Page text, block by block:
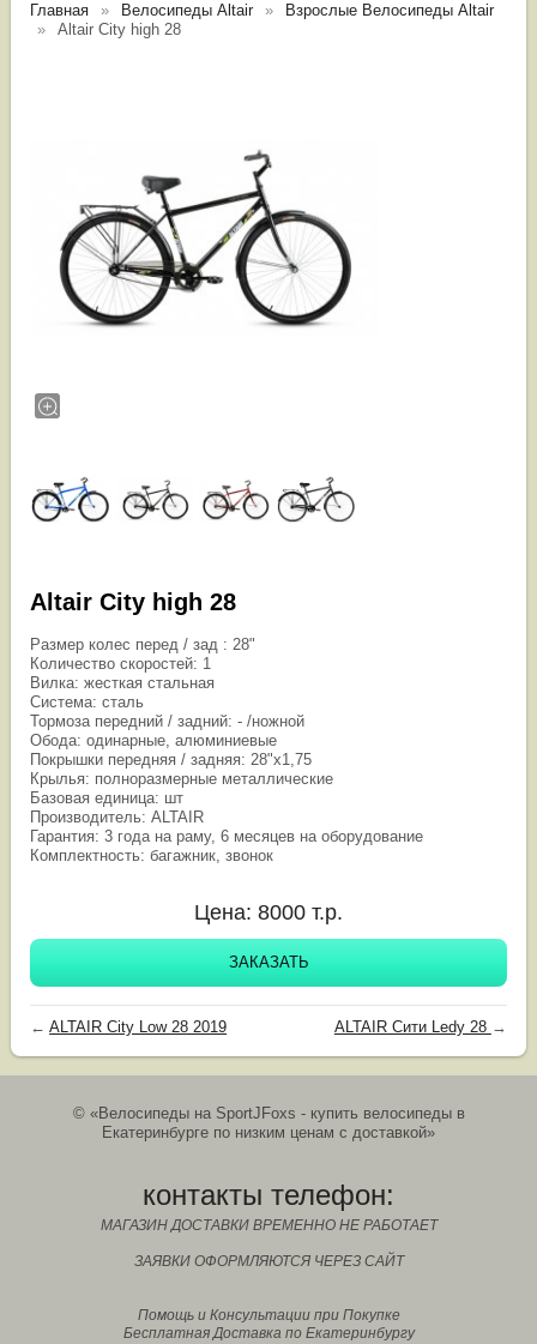
Главная Велосипеды Altair
Взрослые Велосипеды Altair
Altair City high 28
Altair City high 28
Размер колес перед / зад : 28"
Количество скоростей: 1
Вилка: жесткая стальная
Система: сталь
Тормоза передний / задний: - /ножной
Обода: одинарные, алюминиевые
Покрышки передняя / задняя: 28"x1,75
Крылья: полноразмерные металлические
Базовая единица: шт
Производитель: ALTAIR
Гарантия: 3 года на раму, 6 месяцев на оборудование
Комплектность: багажник, звонок
Цена: 8000 т.р.
ЗАКАЗАТЬ
←ALTAIR City Low 28 2019 ALTAIR Cити Ledy 28 →
© «Велосипеды на SportJFoxs - купить велосипеды в
Екатеринбурге по низким ценам с доставкой»
контакты телефон:
МАГАЗИН ДОСТАВКИ ВРЕМЕННО НЕ РАБОТАЕТ
ЗАЯВКИ ОФОРМЛЯЮТСЯ ЧЕРЕЗ САЙТ
Помощь и Консультации при Покупке
Бесплатная Доставка по Екатеринбургу